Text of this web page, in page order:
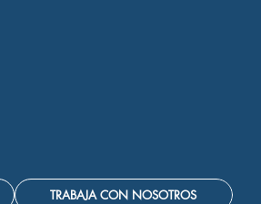
TRABAJA CON NOSOTROS